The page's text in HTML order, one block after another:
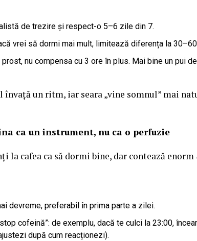
de trezire și respect-o 5–6 zile din 7.
vrei să dormi mai mult, limitează diferența la
prost, nu compensa cu 3 ore în plus. Mai bine un pui
învață un ritm, iar seara „vine somnul” mai
ca un instrument, nu ca o perfuzie
la cafea ca să dormi bine, dar contează enorm
devreme, preferabil în prima parte a zilei.
cofeină”: de exemplu, dacă te culci la 23:00,
după cum reacționezi).